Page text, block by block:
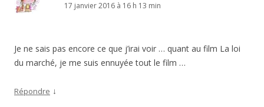
17 janvier 2016 à 16 h 13 min
Je ne sais pas encore ce que j’irai voir … quant au film La loi
du marché, je me suis ennuyée tout le film …
Répondre ↓